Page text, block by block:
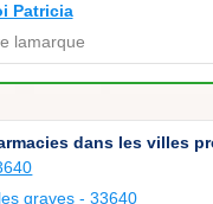
Patricia
lamarque
dans les villes
graves - 33640